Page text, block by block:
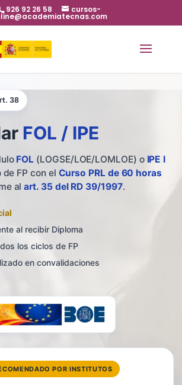
926 92 26 58 cursos-
38
FOL / IPE
FOL (LOGSE/LOE/LOMLOE) o IPE I
FP con el Curso PRL de 60 horas
alart. 35 del RD 39/1997.
al recibir Diploma
los ciclos de FP
en convalidaciones
POR INSTITUTOS